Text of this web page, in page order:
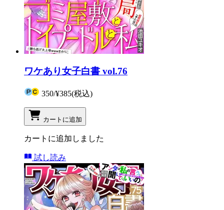
ワケあり女子白書 vol.76
350/¥385(税込)
カートに追加
カートに追加しました
試し読み